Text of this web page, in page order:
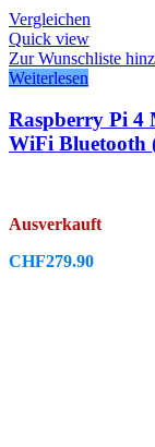
Vergleichen
Quick view
Zur Wunschliste
Weiterlesen
Raspberry Pi 4
WiFi Bluetooth
Ausverkauft
CHF279.90